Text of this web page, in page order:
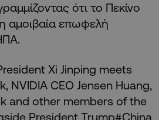
ότι το Πεκίνο
αμοιβαία επωφελή
Xi Jinping meets
NVIDIA CEO Jensen Huang,
and other members of the
President Trump#China